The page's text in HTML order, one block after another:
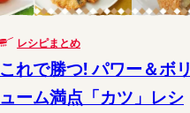
レシピまとめ
これで勝つ! パワー＆ボリ
ューム満点「カツ」レシ